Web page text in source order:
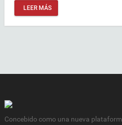
LEER MÁS
Concebido como una nueva